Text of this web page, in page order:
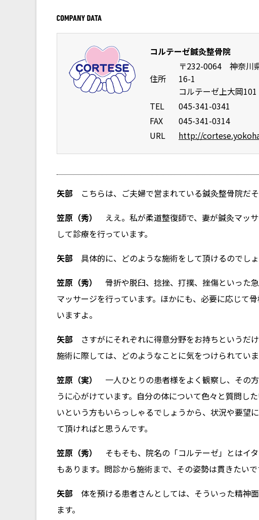
コルテーゼ鍼灸整骨院
住所
〒232-0064 神奈川
16-1
コルテーゼ上大岡101
TEL
045-341-0341
FAX
045-341-0314
URL
http://
矢部 こちらは、ご夫婦で営まれている鍼灸整骨院だそ
笠原（秀）
ええ。私が柔道整復師で、妻が鍼灸マッ
して診療を行っています。
矢部 具体的に、どのような施術をして頂けるのでしょ
笠原（秀）
骨折や脱臼、捻挫、打撲、挫傷といった
マッサージを行っています。ほかにも、必要に応じて
いますよ。
矢部 さすがにそれぞれに得意分野をお持ちというだ
施術に際しては、どのようなことに気をつけられてい
笠原（実）
一人ひとりの患者様をよく観察し、その
うに心がけています。自分の体について色々と質問し
いという方もいらっしゃるでしょうから、状況や要望
て頂ければと思うんです。
笠原（秀）
そもそも、院名の「コルテーゼ」とはイ
もあります。問診から施術まで、その姿勢は貫きたいで
矢部 体を預ける患者さんとしては、そういった精神
ます。